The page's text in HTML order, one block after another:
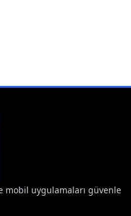
mobil uygulamaları güvenle